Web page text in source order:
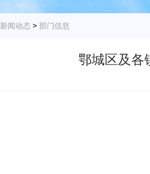
新闻动态 > 部门信息
鄂城区及各